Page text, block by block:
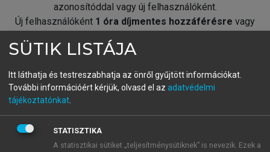
azonosítóddal vagy új felhasználóként.
Új felhasználóként 1 óra díjmentes hozzáférésre vagy
fiókoddal,vagy hozz létre új fiókot.
A regisztráció után apróbaidőszakautomatikusan
BELÉPÉS SAJÁT FIÓKKAL
SÜTIK LISTÁJA
Itt láthatja és testreszabhatja az önről gyűjtött információkat.
További információért kérjük, olvasd el az adatvédelmi
tájékoztatónkat
STATISZTIKA
A statisztikai sütiket „teljesítménysütiknek” is nevezik. Ezek a